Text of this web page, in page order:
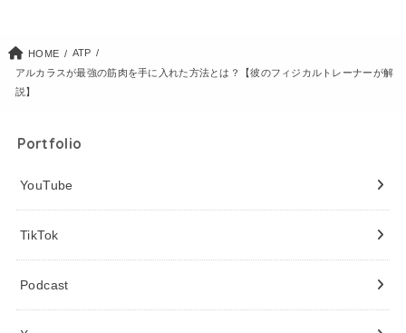
HOME
ATP
アルカラスが最強の筋肉を手に入れた方法とは？【彼のフィジカルトレーナーが解
説】
Portfolio
YouTube
TikTok
Podcast